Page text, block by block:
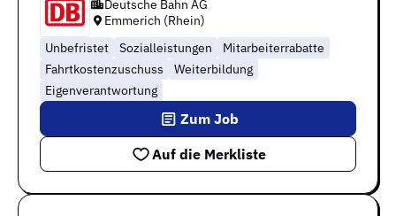
Deutsche Bahn AG
Emmerich (Rhein)
Unbefristet
Sozialleistungen
Mitarbeiterrabatte
Fahrtkostenzuschuss
Weiterbildung
Eigenverantwortung
Auf die Merkliste
Zum Job